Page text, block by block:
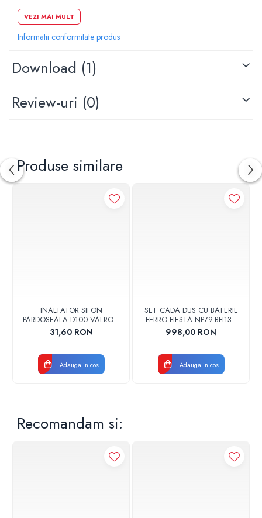
Actionare din fata
Lungime: 24.6 cm
Inaltim: 16.4 cm
VEZI MAI MULT
Informatii conformitate produs
Download (1)
Review-uri (0)
Produse similare
INALTATOR SIFON
PARDOSEALA D100 VALROM
17001900004
31,60 RON
Adauga in cos
SET CADA DUS CU BATERIE
FERRO FIESTA NP79-BFI13U
CROM
998,00 RON
Adauga in cos
Recomandam si: